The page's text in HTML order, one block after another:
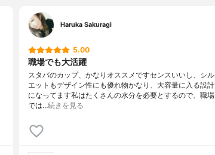
Haruka Sakuragi
5.00
職場でも大活躍
スタバのカップ、かなりオススメですセンスいいし、シル
エットもデザイン性にも優れ物かなり、大容量に入る設計
になってます私はたくさんの水分を必要とするので、職場
では…続きを見る